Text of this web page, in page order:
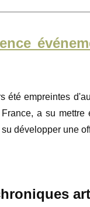
été empreintes
a su
développer une